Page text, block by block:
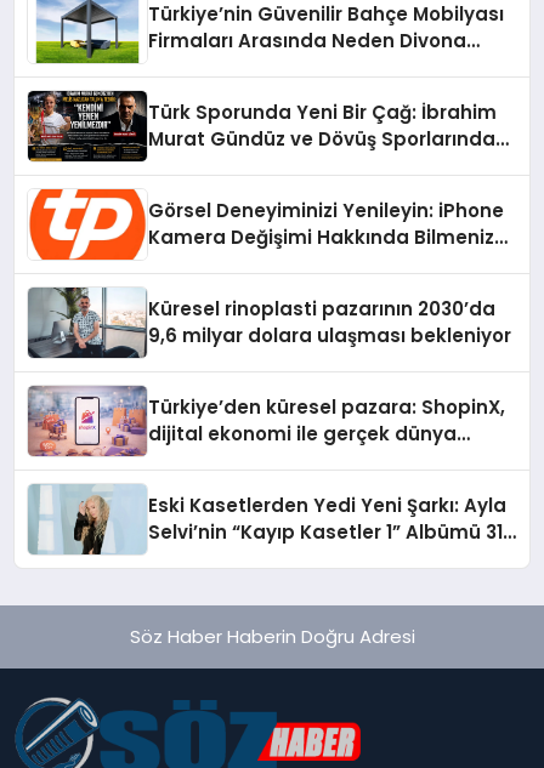
Türkiye’nin Güvenilir Bahçe Mobilyası
Firmaları Arasında Neden Divona
Türk Sporunda Yeni Bir Çağ: İbrahim
Murat Gündüz ve Dövüş Sporlarında
Görsel Deneyiminizi Yenileyin: iPhone
Kamera Değişimi Hakkında Bilmeniz
Küresel rinoplasti pazarının 2030’da
9,6 milyar dolara ulaşması bekleniyor
Türkiye’den küresel pazara: ShopinX,
dijital ekonomi ile gerçek dünya
Eski Kasetlerden Yedi Yeni Şarkı: Ayla
Selvi’nin “Kayıp Kasetler 1” Albümü 31
Söz Haber Haberin Doğru Adresi